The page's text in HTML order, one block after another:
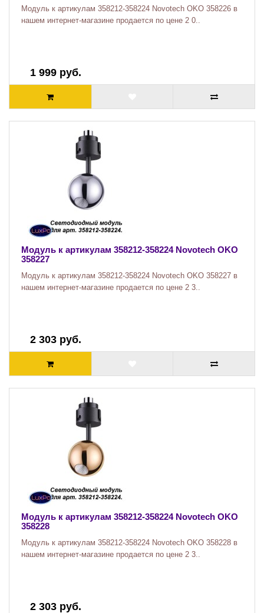
Модуль к артикулам 358212-358224 Novotech OKO 358226 в
нашем интернет-магазине продается по цене 2 0..
1 999 руб.
Модуль к артикулам 358212-358224 Novotech OKO
358227
Модуль к артикулам 358212-358224 Novotech OKO 358227 в
нашем интернет-магазине продается по цене 2 3..
2 303 руб.
Модуль к артикулам 358212-358224 Novotech OKO
358228
Модуль к артикулам 358212-358224 Novotech OKO 358228 в
нашем интернет-магазине продается по цене 2 3..
2 303 руб.